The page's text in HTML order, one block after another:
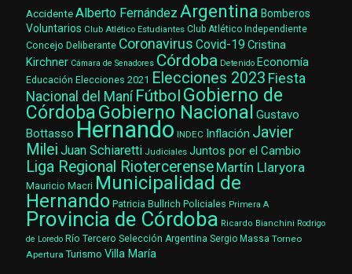
AccidenteAlberto Fernández Argentina Bomberos
Voluntarios Club Atlético Estudiantes Club Atlético Independiente
Concejo Deliberante Coronavirus Covid-19 Cristina
Kirchner Cámara de Senadores Córdoba Detenido Economía
Educación Elecciones 2021 Elecciones 2023 Fiesta
Nacional del Maní Fútbol Gobierno de
CórdobaGobierno Nacional Gustavo
Bottasso Hernando INDEC Inflación Javier
Milei Juan Schiaretti Judiciales Juntos por el Cambio
Liga Regional Riotercerense Martín Llaryora
Mauricio Macri Municipalidad de
Hernando Patricia Bullrich Policiales Primera A
Provincia de Córdoba Ricardo Bianchini Rodrigo
de Loredo Río Tercero Selección Argentina Sergio Massa Torneo
Apertura Turismo Villa María